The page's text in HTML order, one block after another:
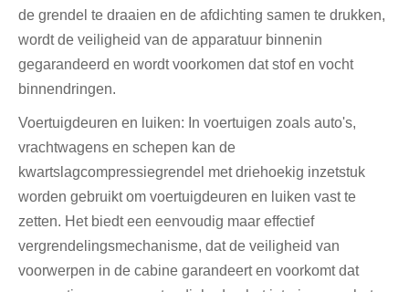
de grendel te draaien en de afdichting samen te drukken,
wordt de veiligheid van de apparatuur binnenin
gegarandeerd en wordt voorkomen dat stof en vocht
binnendringen.
Voertuigdeuren en luiken: In voertuigen zoals auto's,
vrachtwagens en schepen kan de
kwartslagcompressiegrendel met driehoekig inzetstuk
worden gebruikt om voertuigdeuren en luiken vast te
zetten. Het biedt een eenvoudig maar effectief
vergrendelingsmechanisme, dat de veiligheid van
voorwerpen in de cabine garandeert en voorkomt dat